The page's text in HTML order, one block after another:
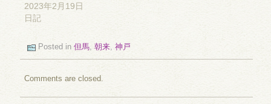
2023年2月19日
日記
Posted in 但馬, 朝来, 神戸
Comments are closed.